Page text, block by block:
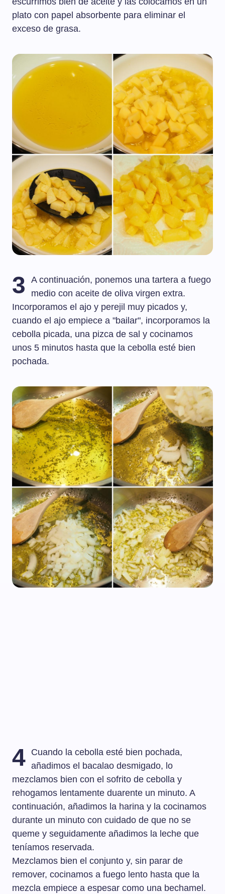
plato con papel absorbente para eliminar el
exceso de grasa.
3
A continuación, ponemos una tartera a fuego
medio con aceite de oliva virgen extra.
Incorporamos el ajo y perejil muy picados y,
cuando el ajo empiece a "bailar", incorporamos la
cebolla picada, una pizca de sal y cocinamos
unos 5 minutos hasta que la cebolla esté bien
pochada.
4 Cuando la cebolla esté bien pochada,
añadimos el bacalao desmigado, lo
mezclamos bien con el sofrito de cebolla y
rehogamos lentamente duarente un minuto. A
continuación, añadimos la harina y la cocinamos
durante un minuto con cuidado de que no se
queme y seguidamente añadimos la leche que
teníamos reservada.
Mezclamos bien el conjunto y, sin parar de
remover, cocinamos a fuego lento hasta que la
mezcla empiece a espesar como una bechamel.